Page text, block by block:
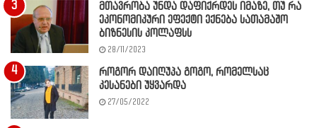
მთავრობა უნდა დაფიქრდეს იმაზე, თუ რა
ეკონომიკური ეფექტი ექნება სათამაშო
ბიზნესის კოლაფსს
28/11/2023
როგორ დაიღუპა გოგო, რომელსაც
კესანები უყვარდა
27/05/2022